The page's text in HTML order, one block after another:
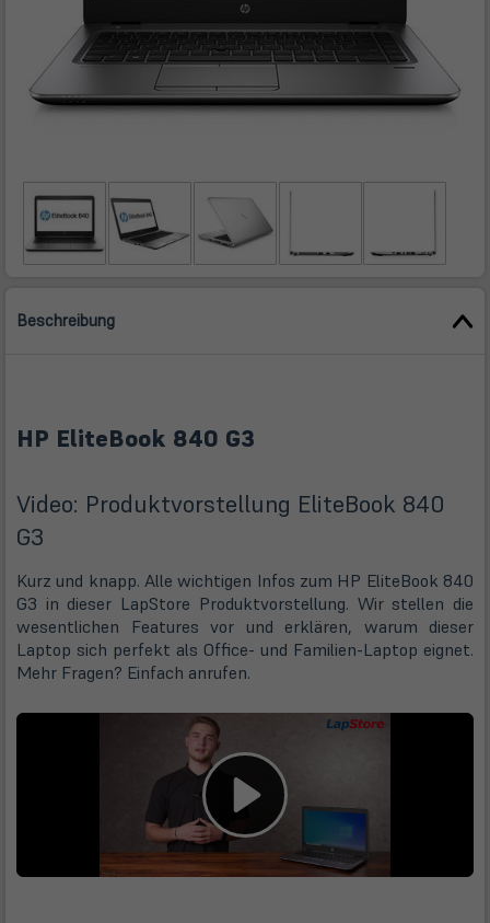
Beschreibung
HP EliteBook 840 G3
Video: Produktvorstellung EliteBook 840
G3
Kurz und knapp. Alle wichtigen Infos zum HP EliteBook 840
G3 in dieser LapStore Produktvorstellung. Wir stellen die
wesentlichen Features vor und erklären, warum dieser
Laptop sich perfekt als Office- und Familien-Laptop eignet.
Mehr Fragen? Einfach anrufen.